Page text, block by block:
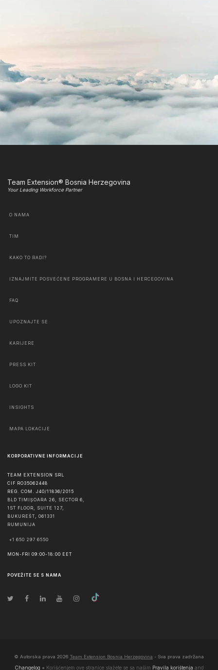
Team Extension® Bosnia Herzegovina
Your Leading Workforce Partner
O NAMA
TIM
KAKO TO RADI?
IZNAJMITE POSVEĆENE PROGRAMERE U BOSNA I HERCEGOVINA
FAQ
UPOZNAJTE SE
KARIJERE
PRESS KIT
LOGO KIT
INSIGHTS
MAPA LOKACIJE
KORPORATIVNE INFORMACIJE
TEAM EXTENSION SRL
CIF RO35062448
REG. COM. J40/11836/2015
BLD TIMIȘOARA 26, SECTOR 6,
1ST FLOOR, SUITE 127,
BUKUREŠT, 061331
RUMUNIJA
+1 650 297 6550
MON-FRI 09:00-18:00 EET
POVEŽITE SE S NAMA
© Autorska prava 2026 Team Extension Bosnia Herzegovina - Sva prava zadržana
Changelog ● Korišćenjem ove stranice slažete se sa našim Pravila korištenja and